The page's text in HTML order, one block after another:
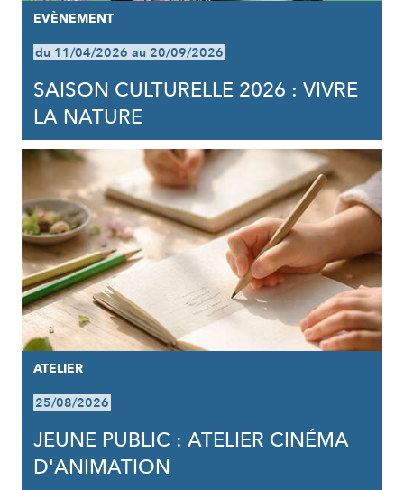
EVÈNEMENT
du 11/04/2026 au 20/09/2026
SAISON CULTURELLE 2026 : VIVRE
LA NATURE
ATELIER
25/08/2026
JEUNE PUBLIC : ATELIER CINÉMA
D'ANIMATION